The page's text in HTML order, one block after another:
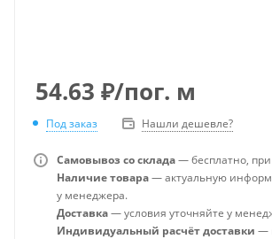
54.63 ₽/пог. м
Под заказ Нашли дешевле?
Самовывоз со склада— бесплатно,
Наличие товара— актуальную
у менеджера.
Доставка— условия уточняйте у
Индивидуальный расчёт доставки —